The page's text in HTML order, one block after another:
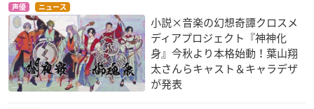
声優 ニュース
小説×音楽の幻想奇譚クロスメ
ディアプロジェクト『神神化
身』今秋より本格始動！葉山翔
太さんらキャスト＆キャラデザ
が発表